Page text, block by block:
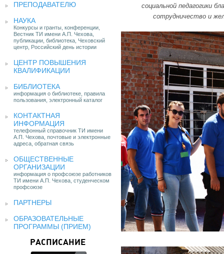
ПРЕПОДАВАТЕЛЮ
НАУКА
Конкурсы и гранты, конференции,
Вестник ТИ имени А.П. Чехова,
публикации, библиотека, Чеховский
центр, Российский день истории
ЦЕНТР ПОВЫШЕНИЯ
КВАЛИФИКАЦИИ
БИБЛИОТЕКА
информация о библиотеке, правила
пользования, электронный каталог
КОНТАКТНАЯ
ИНФОРМАЦИЯ
телефонный справочник ТИ имени
А.П. Чехова, почтовые и электронные
адреса, обратная связь
ОБЩЕСТВЕННЫЕ
ОРГАНИЗАЦИИ
информация о профсоюзе работников
ТИ имени А.П. Чехова, студенческом
профсоюзе
ПАРТНЕРЫ
ОБРАЗОВАТЕЛЬНЫЕ
ПРОГРАММЫ (ПРИЕМ)
РАСПИСАНИЕ
социальной педагогики
сотрудничество и